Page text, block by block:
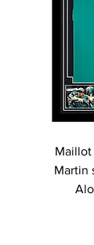
Maillot
Martin